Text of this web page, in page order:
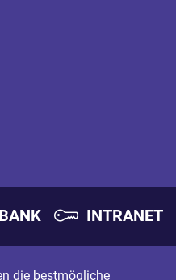
INTRANET
die bestmögliche